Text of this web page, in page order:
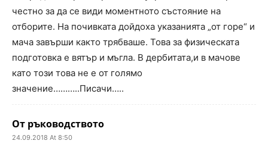
честно за да се види моментното състояние на
отборите. На почивката дойдоха указанията „от горе“ и
мача завърши както трябваше. Това за физическата
подготовка е вятър и мъгла. В дербитата,и в мачове
като този това не е от голямо
значение………..Писачи…..
От ръководството
24.09.2018 At 8:50